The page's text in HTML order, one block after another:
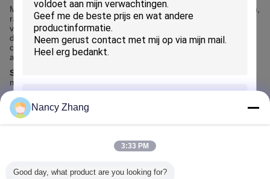
Moderne boerderijen die eenAutomatische melkstal
gebruiken,
rapporteren hogere melkproductie, beter dierenwelzijn en
verbeterd tijdmanagement. Door slimme planning en real-time
dataverzameling zorgt deAutomatische melkstalvoor
consistente melkroutines en verlaagt tegelijkertijd de
arbeidskosten.
Sleutelwoorden:
melkveetechnologie, melkveebedrijfsautomatisering
Aanbevolen Producten
Nancy Zhang
3:33 PM
Good day, what product are you looking for?